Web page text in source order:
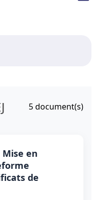
5document(s)
en
de